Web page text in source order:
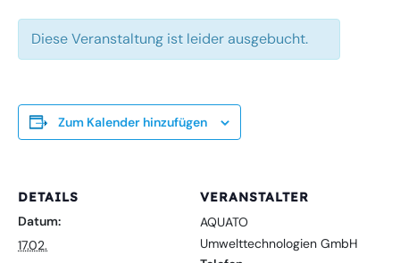
Diese Veranstaltung ist leider ausgebucht.
Zum Kalender hinzufügen
DETAILS
Datum:
17.02.
VERANSTALTER
AQUATO
Umwelttechnologien GmbH